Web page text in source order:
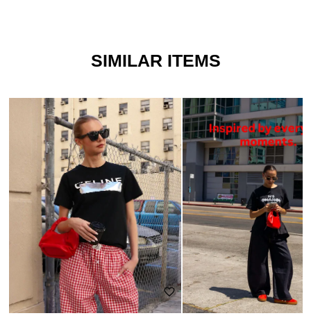
色味が異なる場合がございます。
▼実物に近い色は、着用以外の色名が付いた画像が１番近い色にな
ります。
▼サイズはスタッフが平置きでメジャー計測したものになります。
商品により若干の誤差が生じる場合がございます。
▼ご購入の際に1回の決済で当店が定めている金額以上であれば送
料無料となります。再度、別決済でご購入する際は同梱は出来かね
ます。
▼多くのお客様からアクセスいただいておりますので、他のお客様
と同じタイミングで商品をカートに入れてしまった場合、ご注文頂
いた商品が欠品となる場合もございます。
その場合は、在庫切れのお詫びメールとともに、欠品分の商品をキ
SIMILAR ITEMS